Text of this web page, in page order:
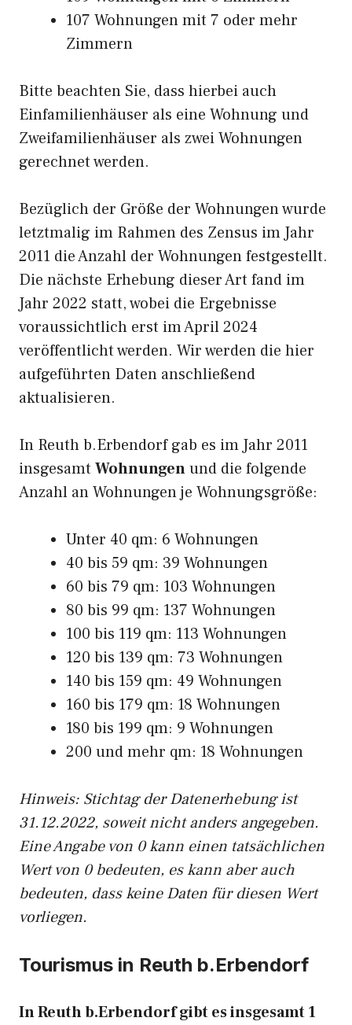
107 Wohnungen mit 7 oder mehr
Zimmern
Bitte beachten Sie, dass hierbei auch
Einfamilienhäuser als eine Wohnung und
Zweifamilienhäuser als zwei Wohnungen
gerechnet werden.
Bezüglich der Größe der Wohnungen wurde
letztmalig im Rahmen des Zensus im Jahr
2011 die Anzahl der Wohnungen festgestellt.
Die nächste Erhebung dieser Art fand im
Jahr 2022 statt, wobei die Ergebnisse
voraussichtlich erst im April 2024
veröffentlicht werden. Wir werden die hier
aufgeführten Daten anschließend
aktualisieren.
In Reuth b.Erbendorf gab es im Jahr 2011
insgesamt Wohnungenund die folgende
Anzahl an Wohnungen je Wohnungsgröße:
Unter 40 qm: 6 Wohnungen
40 bis 59 qm: 39 Wohnungen
60 bis 79 qm: 103 Wohnungen
80 bis 99 qm: 137 Wohnungen
100 bis 119 qm: 113 Wohnungen
120 bis 139 qm: 73 Wohnungen
140 bis 159 qm: 49 Wohnungen
160 bis 179 qm: 18 Wohnungen
180 bis 199 qm: 9 Wohnungen
200 und mehr qm: 18 Wohnungen
Hinweis: Stichtag der Datenerhebung ist
31.12.2022, soweit nicht anders angegeben.
Eine Angabe von 0 kann einen tatsächlichen
Wert von 0 bedeuten, es kann aber auch
bedeuten, dass keine Daten für diesen Wert
vorliegen.
Tourismus in Reuth b.Erbendorf
In Reuth b.Erbendorf gibt es insgesamt 1